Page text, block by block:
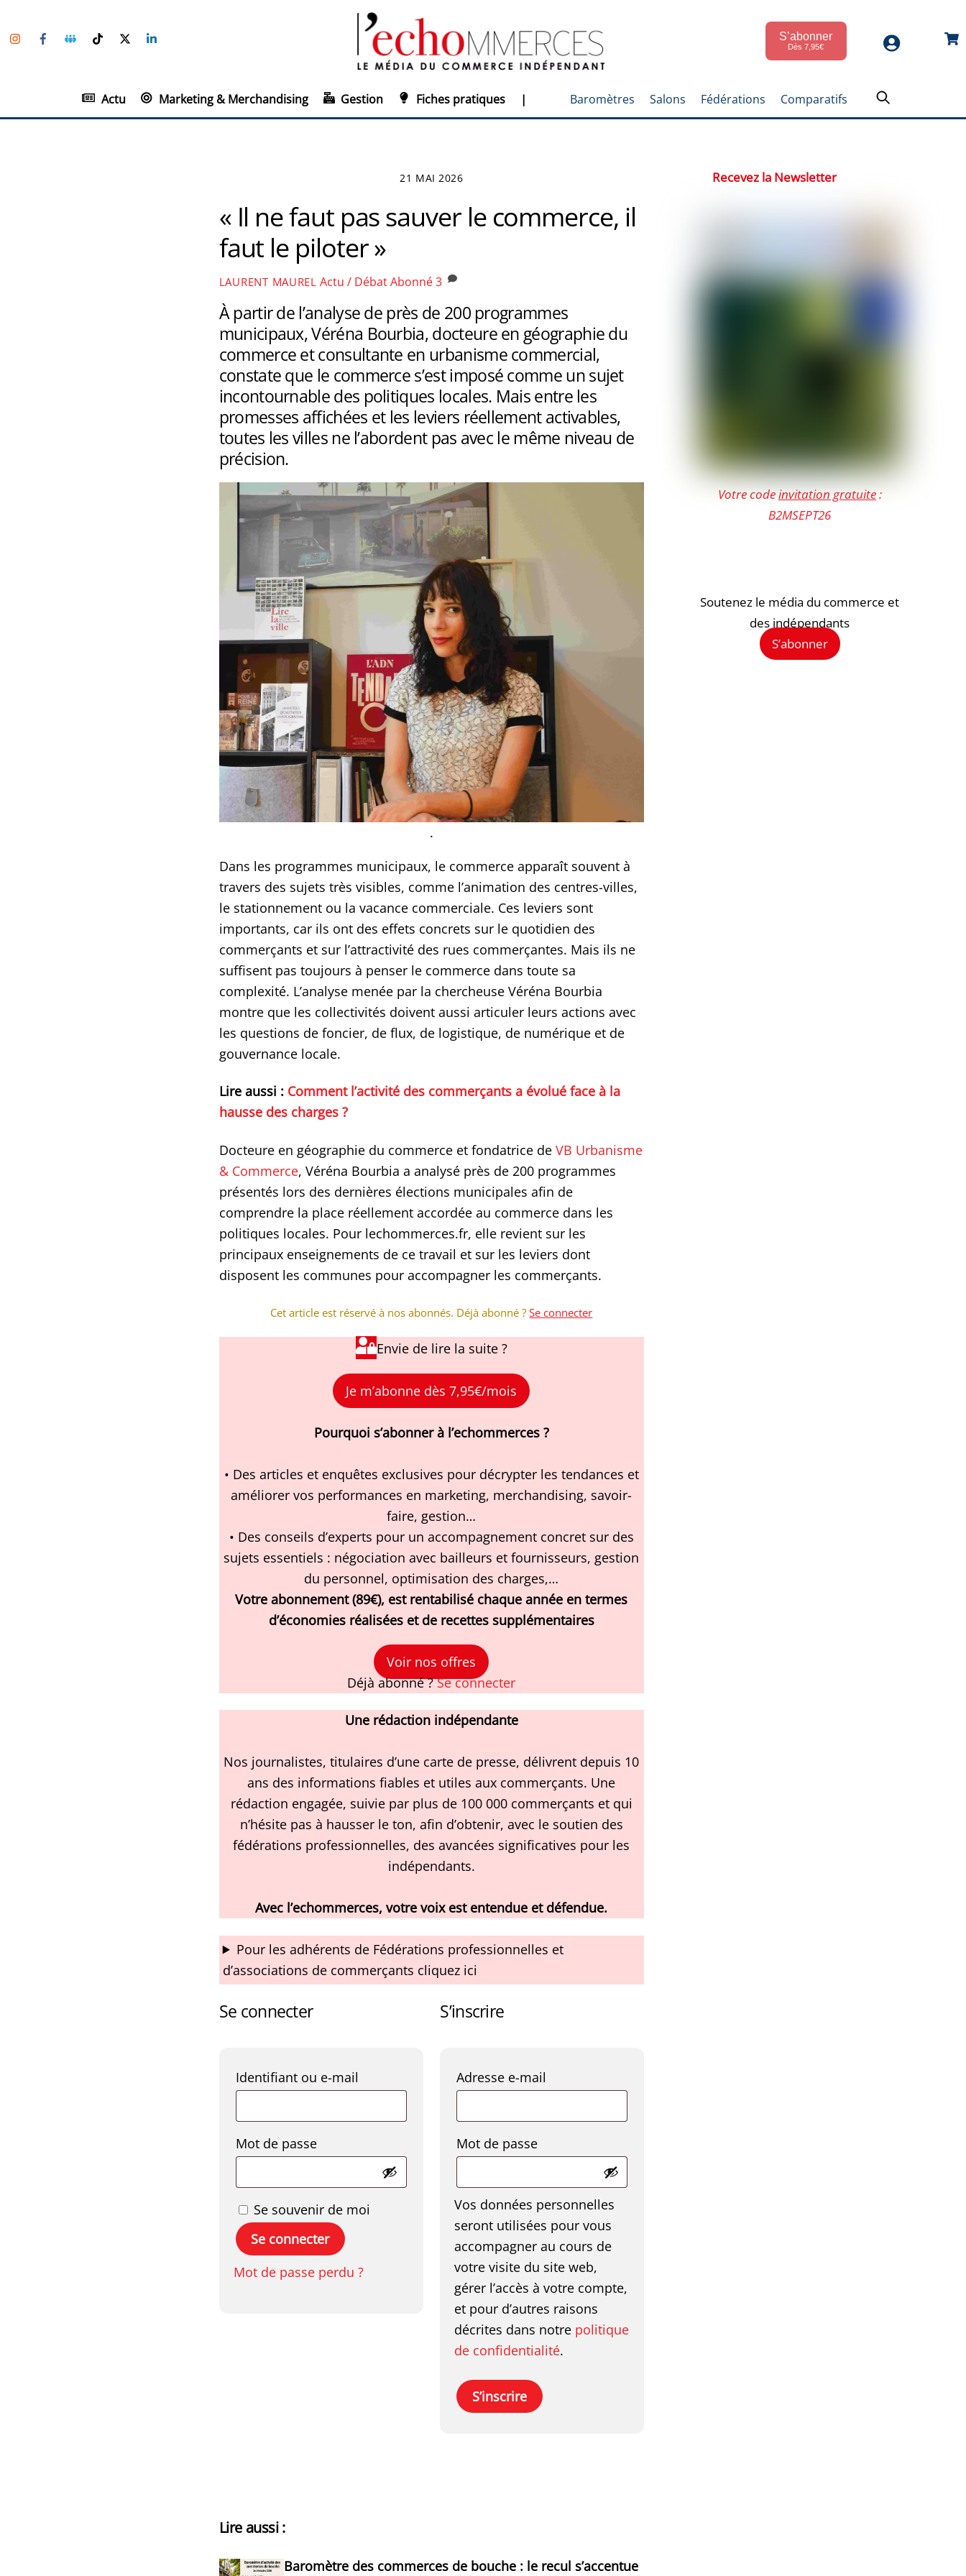
to
InstagramFacebookGroupe
Facebook
TikTokTwitter S’abonner
Dès 7,95€
Actu Marketing & Merchandising Gestion Fiches pratiques | Baromètres Salons Fédérations Comparatifs
21 MAI 2026
« Il ne faut pas sauver le commerce, il
faut le piloter »
LAURENT MAUREL Actu / DébatAbonné3
À partir de l’analyse de près de 200 programmes
municipaux, Véréna Bourbia, docteure en géographie du
commerce et consultante en urbanisme commercial,
constate que le commerce s’est imposé comme un sujet
incontournable des politiques locales. Mais entre les
promesses affichées et les leviers réellement activables,
toutes les villes ne l’abordent pas avec le même niveau de
précision.
.
Dans les programmes municipaux, le commerce apparaît souvent à
travers des sujets très visibles, comme l’animation des centres-villes,
le stationnement ou la vacance commerciale. Ces leviers sont
importants, car ils ont des effets concrets sur le quotidien des
commerçants et sur l’attractivité des rues commerçantes. Mais ils ne
suffisent pas toujours à penser le commerce dans toute sa
complexité. L’analyse menée par la chercheuse Véréna Bourbia
montre que les collectivités doivent aussi articuler leurs actions avec
les questions de foncier, de flux, de logistique, de numérique et de
gouvernance locale.
Lire aussi : Comment l’activité des commerçants a évolué face à la
hausse des charges ?
Docteure en géographie du commerce et fondatrice de VB Urbanisme
& Commerce, Véréna Bourbia a analysé près de 200 programmes
présentés lors des dernières élections municipales afin de
comprendre la place réellement accordée au commerce dans les
politiques locales. Pour lechommerces.fr, elle revient sur les
principaux enseignements de ce travail et sur les leviers dont
disposent les communes pour accompagner les commerçants.
Cet article est réservé à nos abonnés. Déjà abonné ?Se connecter
Envie de lire la suite ?
Je m’abonne dès 7,95€/mois
Pourquoi s’abonner à l’echommerces ?
• Des articles et enquêtes exclusives pour décrypter les tendances et
améliorer vos performances en marketing, merchandising, savoir-
faire, gestion…
• Des conseils d’experts pour un accompagnement concret sur des
sujets essentiels : négociation avec bailleurs et fournisseurs, gestion
du personnel, optimisation des charges,…
Votre abonnement (89€), est rentabilisé chaque année en termes
d’économies réalisées et de recettes supplémentaires
Voir nos offres
Déjà abonné ?Se connecter
Une rédaction indépendante
Nos journalistes, titulaires d’une carte de presse, délivrent depuis 10
ans des informations fiables et utiles aux commerçants. Une
rédaction engagée, suivie par plus de 100 000 commerçants et qui
n’hésite pas à hausser le ton, afin d’obtenir, avec le soutien des
fédérations professionnelles, des avancées significatives pour les
indépendants.
Avec l’echommerces, votre voix est entendue et défendue.
Pour les adhérents de Fédérations professionnelles et
d’associations de commerçants cliquez ici
Se connecter
Identifiant ou e-mail
Mot de passe
Se souvenir de moi
Se connecter
Mot de passe perdu ?
S’inscrire
Adresse e-mail
Mot de passe
Vos données personnelles
seront utilisées pour vous
accompagner au cours de
votre visite du site web,
gérer l’accès à votre compte,
et pour d’autres raisons
décrites dans notre politique
de confidentialité.
S’inscrire
Lire aussi :
Baromètre des commerces de bouche : le recul s’accentue
Recevez la Newsletter
Votre codeinvitation gratuite:
B2MSEPT26
Soutenez le média du commerce et
des indépendants
S’abonner